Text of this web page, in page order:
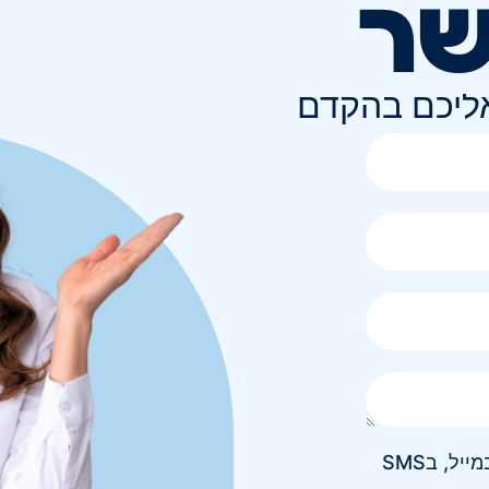
בהקדם
אני מאשר/ת קבלת חומר פרסומי בטלפון, במייל, בSMS